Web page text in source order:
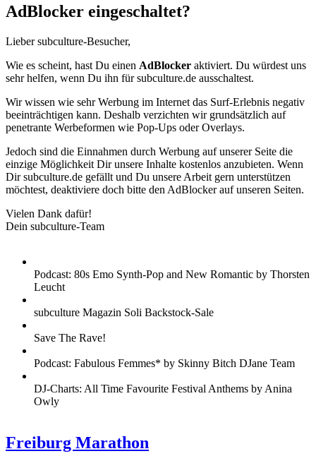
AdBlocker eingeschaltet?
Lieber subculture-Besucher,
Wie es scheint, hast Du einen AdBlocker aktiviert. Du würdest uns
sehr helfen, wenn Du ihn für subculture.de ausschaltest.
Wir wissen wie sehr Werbung im Internet das Surf-Erlebnis negativ
beeinträchtigen kann. Deshalb verzichten wir grundsätzlich auf
penetrante Werbeformen wie Pop-Ups oder Overlays.
Jedoch sind die Einnahmen durch Werbung auf unserer Seite die
einzige Möglichkeit Dir unsere Inhalte kostenlos anzubieten. Wenn
Dir subculture.de gefällt und Du unsere Arbeit gern unterstützen
möchtest, deaktiviere doch bitte den AdBlocker auf unseren Seiten.
Vielen Dank dafür!
Dein subculture-Team
Podcast: 80s Emo Synth-Pop and New Romantic by Thorsten
Leucht
subculture Magazin Soli Backstock-Sale
Save The Rave!
Podcast: Fabulous Femmes* by Skinny Bitch DJane Team
DJ-Charts: All Time Favourite Festival Anthems by Anina
Owly
Freiburg Marathon